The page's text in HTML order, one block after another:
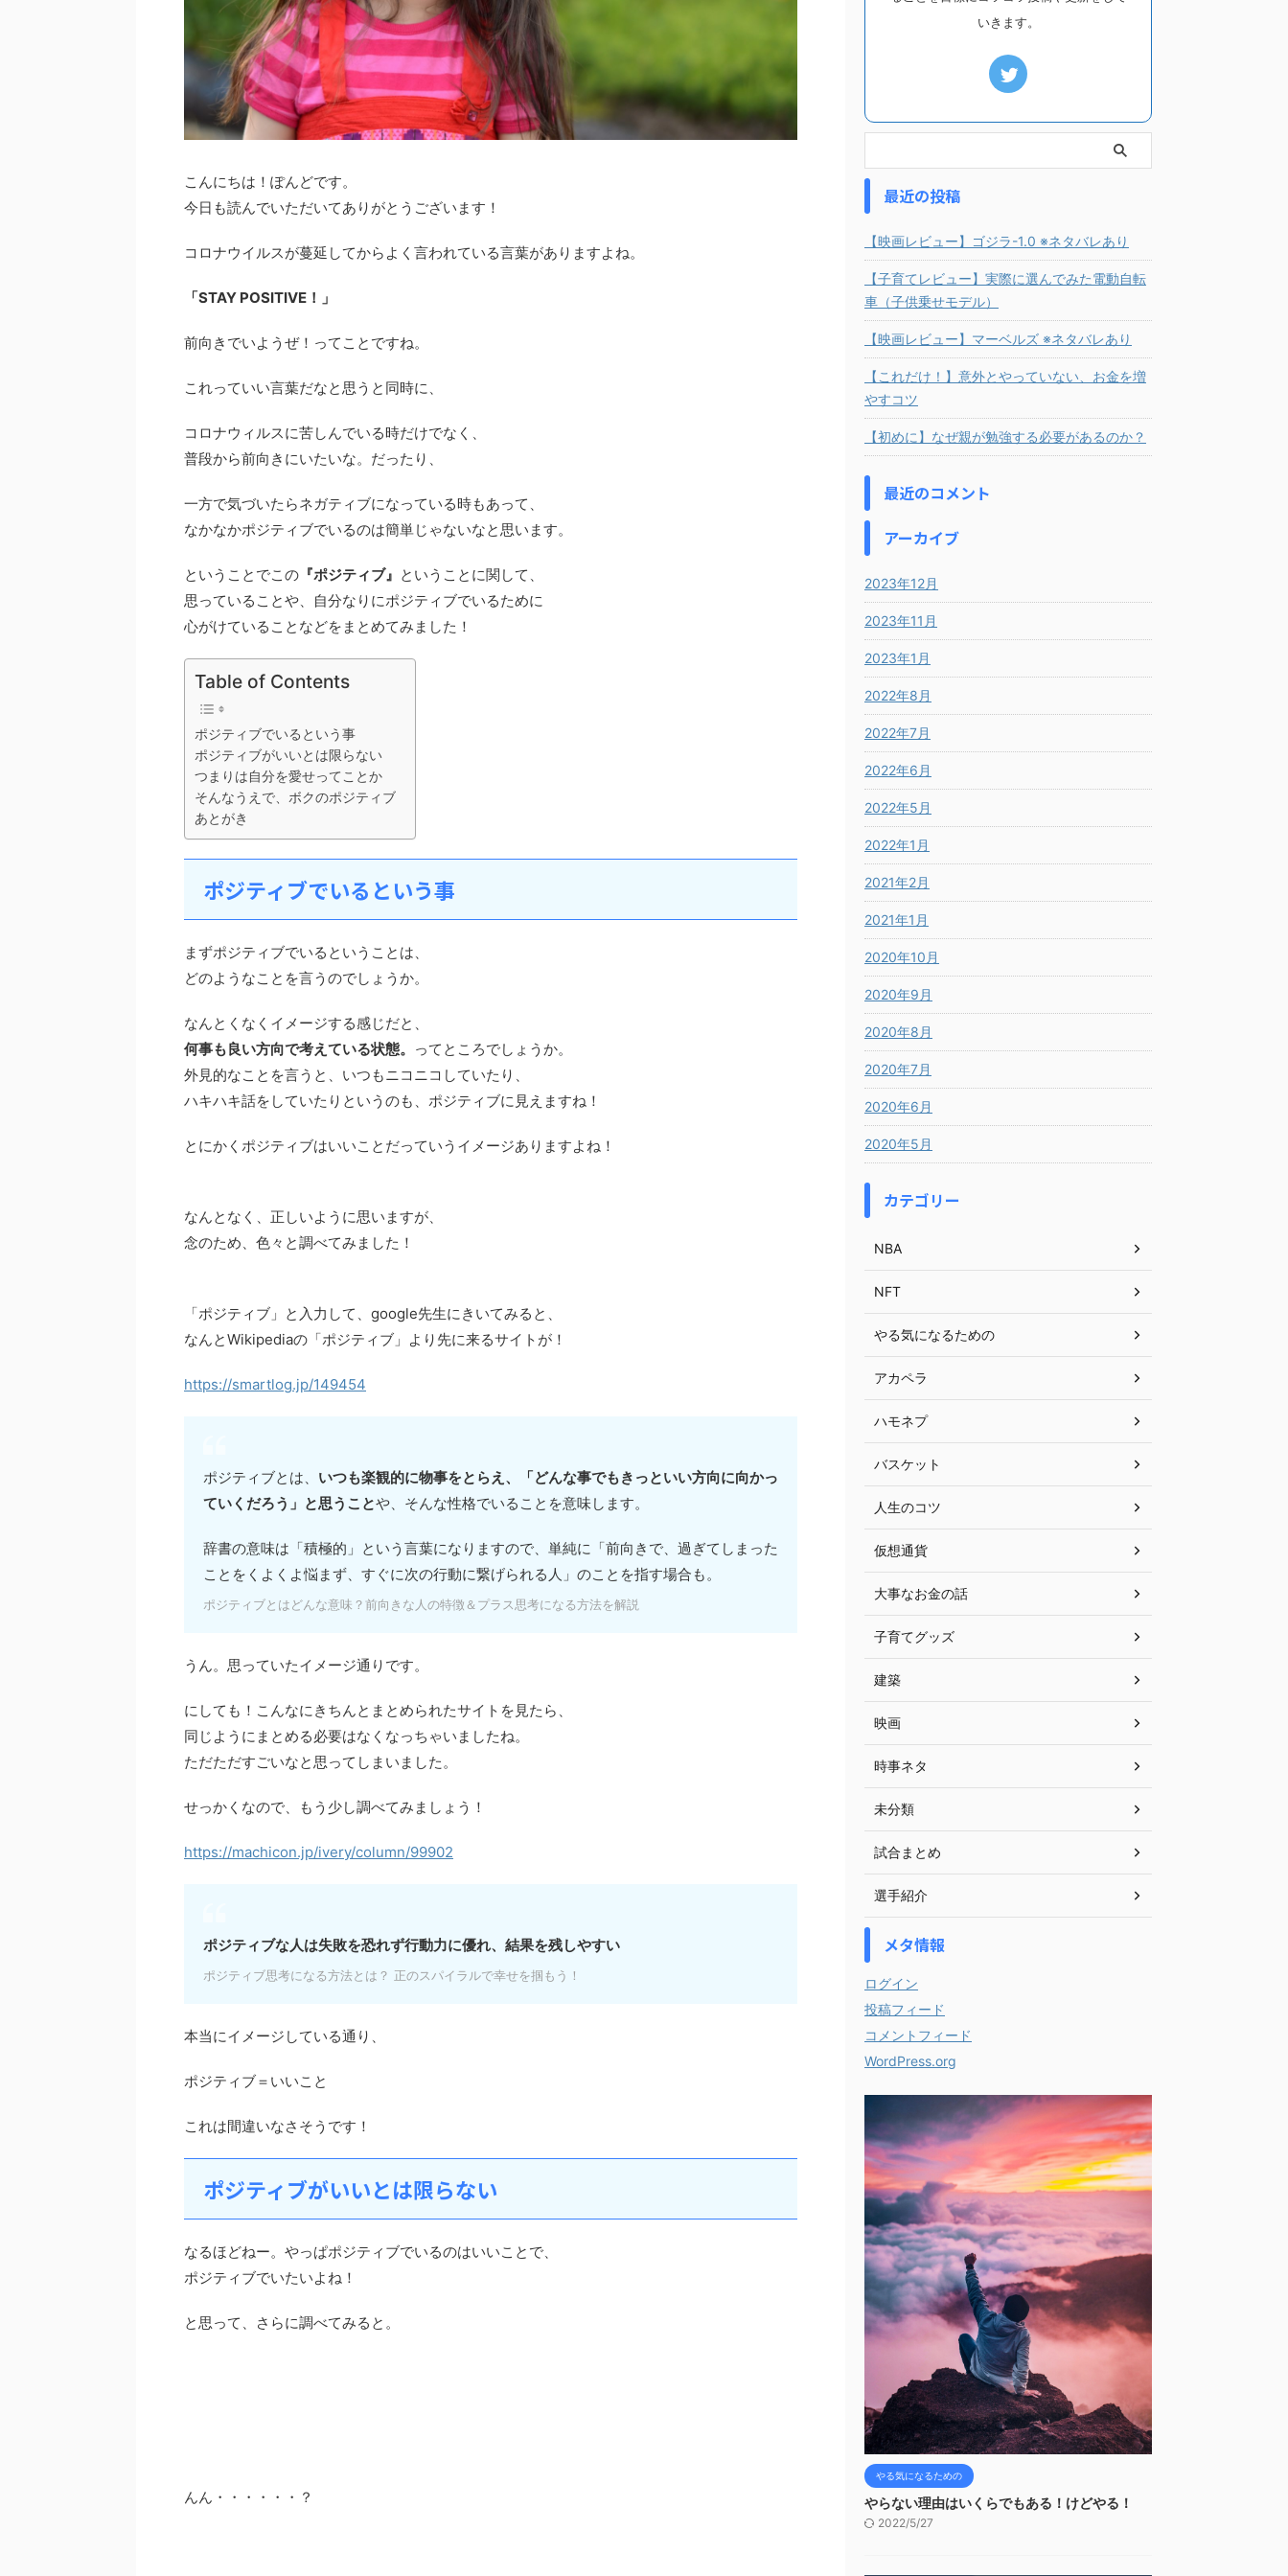
こんにちは！ぽんどです。
今日も読んでいただいてありがとうございます！
コロナウイルスが蔓延してからよく言われている言葉がありますよね。
「STAY POSITIVE！」
前向きでいようぜ！ってことですね。
これっていい言葉だなと思うと同時に、
コロナウィルスに苦しんでいる時だけでなく、
普段から前向きにいたいな。だったり、
一方で気づいたらネガティブになっている時もあって、
なかなかポジティブでいるのは簡単じゃないなと思います。
ということでこの 『ポジティブ』 ということに関して、
思っていることや、自分なりにポジティブでいるために
心がけていることなどをまとめてみました！
Table of Contents
ポジティブでいるという事
ポジティブがいいとは限らない
つまりは自分を愛せってことか
そんなうえで、ボクのポジティブ
あとがき
ポジティブでいるという事
まずポジティブでいるということは、
どのようなことを言うのでしょうか。
なんとくなくイメージする感じだと、
何事も良い方向で考えている状態。 ってところでしょうか。
外見的なことを言うと、いつもニコニコしていたり、
ハキハキ話をしていたりというのも、ポジティブに見えますね！
とにかくポジティブはいいことだっていうイメージありますよね！
なんとなく、正しいように思いますが、
念のため、色々と調べてみました！
「ポジティブ」と入力して、google先生にきいてみると、
なんとWikipediaの「ポジティブ」より先に来るサイトが！
https://smartlog.jp/149454
ポジティブとは、 いつも楽観的に物事をとらえ、「どんな事でもきっといい方向に向かっ
ていくだろう」と思うことや、そんな性格でいることを意味します。
辞書の意味は「積極的」という言葉になりますので、単純に「前向きで、過ぎてしまった
ことをくよくよ悩まず、すぐに次の行動に繋げられる人」のことを指す場合も。
ポジティブとはどんな意味？前向きな人の特徴＆プラス思考になる方法を解説
うん。思っていたイメージ通りです。
にしても！こんなにきちんとまとめられたサイトを見たら、
同じようにまとめる必要はなくなっちゃいましたね。
ただただすごいなと思ってしまいました。
せっかくなので、もう少し調べてみましょう！
https://machicon.jp/ivery/column/99902
ポジティブな人は失敗を恐れず行動力に優れ、結果を残しやすい
ポジティブ思考になる方法とは？ 正のスパイラルで幸せを掴もう！
本当にイメージしている通り、
ポジティブ＝いいこと
これは間違いなさそうです！
ポジティブがいいとは限らない
なるほどねー。やっぱポジティブでいるのはいいことで、
ポジティブでいたいよね！
と思って、さらに調べてみると。
んん・・・・・・？
いきます。
最近の投稿
【映画レビュー】ゴジラ-1.0 ※ネタバレあり
【子育てレビュー】実際に選んでみた電動自転
車（子供乗せモデル）
【映画レビュー】マーベルズ ※ネタバレあり
【これだけ！】意外とやっていない、お金を増
やすコツ
【初めに】なぜ親が勉強する必要があるのか？
最近のコメント
アーカイブ
2023年12月
2023年11月
2023年1月
2022年8月
2022年7月
2022年6月
2022年5月
2022年1月
2021年2月
2021年1月
2020年10月
2020年9月
2020年8月
2020年7月
2020年6月
2020年5月
カテゴリー
NBA
NFT
やる気になるための
アカペラ
ハモネプ
バスケット
人生のコツ
仮想通貨
大事なお金の話
子育てグッズ
建築
映画
時事ネタ
未分類
試合まとめ
選手紹介
メタ情報
ログイン
投稿フィード
コメントフィード
WordPress.org
やる気になるための
やらない理由はいくらでもある！けどやる！
2022/5/27